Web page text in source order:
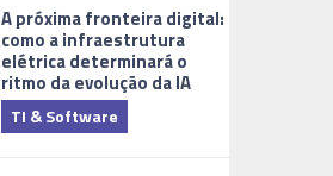
A próxima fronteira digital:
como a infraestrutura
elétrica determinará o
ritmo da evolução da IA
TI & Software